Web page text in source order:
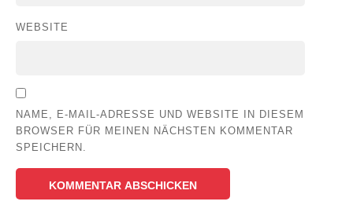
WEBSITE
NAME, E-MAIL-ADRESSE UND WEBSITE IN DIESEM
BROWSER FÜR MEINEN NÄCHSTEN KOMMENTAR
SPEICHERN.